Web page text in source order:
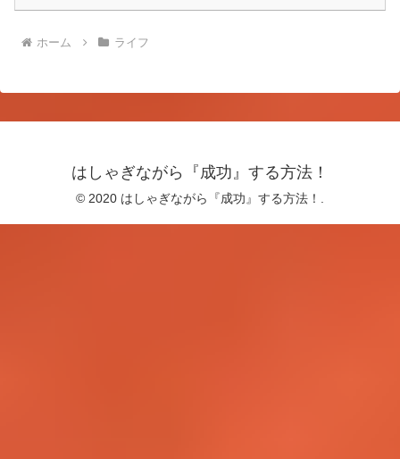
ホーム ライフ
はしゃぎながら『成功』する方法！
© 2020 はしゃぎながら『成功』する方法！.